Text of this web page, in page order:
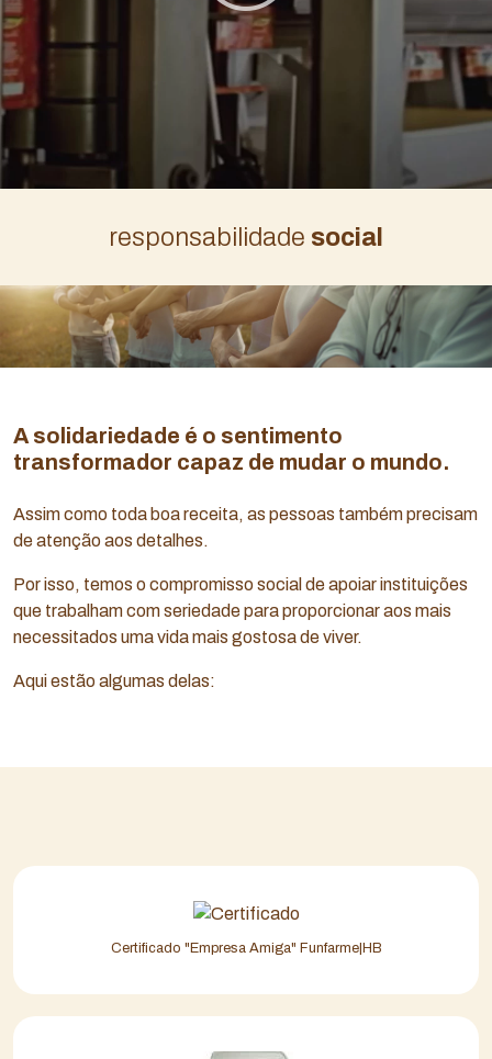
responsabilidade social
A solidariedade é o sentimento
transformador capaz de mudar o mundo.
Assim como toda boa receita, as pessoas também precisam
de atenção aos detalhes.
Por isso, temos o compromisso social de apoiar instituições
que trabalham com seriedade para proporcionar aos mais
necessitados uma vida mais gostosa de viver.
Aqui estão algumas delas:
Certificado "Empresa Amiga" Funfarme|HB